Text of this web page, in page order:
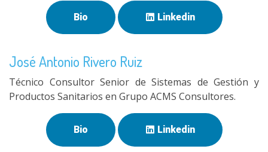
Bio Linkedin
José Antonio Rivero Ruiz
Técnico Consultor Senior de Sistemas de Gestión y
Productos Sanitarios en Grupo ACMS Consultores.
Bio Linkedin